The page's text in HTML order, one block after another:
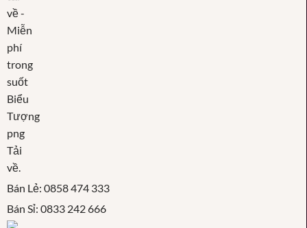
Bán Lẻ: 0858 474 333
Bán Sỉ: 0833 242 666